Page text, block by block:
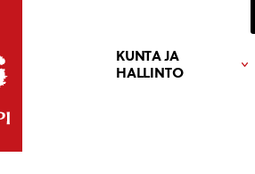
KUNTA JA
HALLINTO